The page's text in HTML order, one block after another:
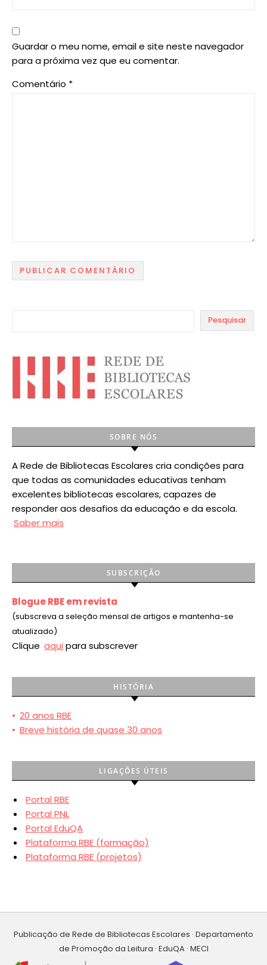
Guardar o meu nome, email e site neste navegador
para a próxima vez que eu comentar.
Comentário *
Pesquisar
SOBRE NÓS
A Rede de Bibliotecas Escolares cria condições para
que todas as comunidades educativas tenham
excelentes bibliotecas escolares, capazes de
responder aos desafios da educação e da escola.
Saber mais
SUBSCRIÇÃO
Blogue RBE em revista
(subscreva a seleção mensal de artigos e mantenha-se
atualizado)
Clique aqui para subscrever
HISTÓRIA
• 20 anos RBE
• Breve história de quase 30 anos
LIGAÇÕES ÚTEIS
Portal RBE
Portal PNL
Portal EduQA
Plataforma RBE (formação)
Plataforma RBE (projetos)
Publicação de Rede de Bibliotecas Escolares · Departamento
de Promoção da Leitura · EduQA · MECI